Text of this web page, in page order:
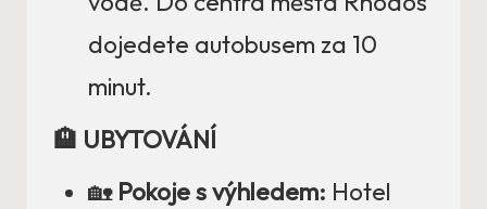
dojedete autobusem za 10
minut.
🏨 UBYTOVÁNÍ
🏡 Pokoje s výhledem: Hotel